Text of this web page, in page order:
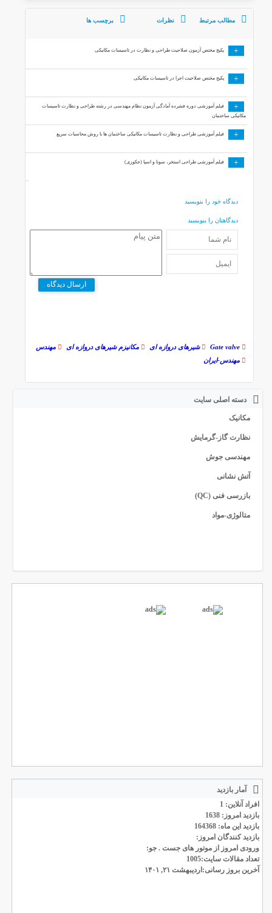
مطالب مرتبط نظرات برچسب ها
+ پکیج مختص آزمون صلاحیت طراحی و نظارت در تاسیسات مکانیکی
+ پکیج مختص صلاحیت اجرا در تاسیسات مکانیکی
+
فیلم آموزشی دوره فشرده آمادگی آزمون نظام مهندسی در رشته طراحی و نظارت تاسیسات
مکانیکی ساختمان
+ فیلم آموزشی طراحی و نظارت تاسیسات مکانیکی ساختمان ها با روش محاسبات سریع
+ فیلم آموزشی طراحی استخر، سونا و اسپا (جکوزی)
دیدگاه خود را بنویسید
دیدگاهتان را بنویسید
ارسال دیدگاه
Gate valve شیرهای دروازه ای مکانیزم شیرهای دروازه ای
مهندس
مهندس-ایران
دسته اصلی سایت
مکانیک
نظارت گاز-گرمایش
مهندسی جوش
آتش نشانی
بازرسی فنی (QC)
متالوژی-مواد
آمار بازدید
افراد آنلاین: 1
بازدید امروز: 1638
بازدید این ماه: 164368
بازدید کنندگان امروز:
ورودی امروز از موتور های جست . جو:
تعداد مقالات سایت:1005
آخرین بروز رسانی:اردیبهشت ۲۱, ۱۴۰۱